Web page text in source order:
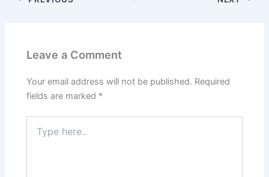
Leave a Comment
Your email address will not be published. Required
fields are marked *
here..